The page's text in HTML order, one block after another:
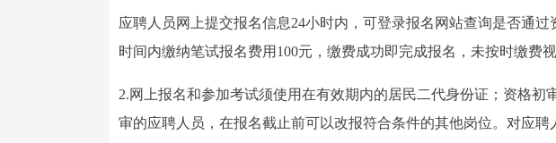
应聘人员网上提交报名信息24小时内，可登录报名网站查询是否通
时间内缴纳笔试报名费用100元，缴费成功即完成报名，未按时缴费视
2.网上报名和参加考试须使用在有效期内的居民二代身份证；资格初
审的应聘人员，在报名截止前可以改报符合条件的其他岗位。对应